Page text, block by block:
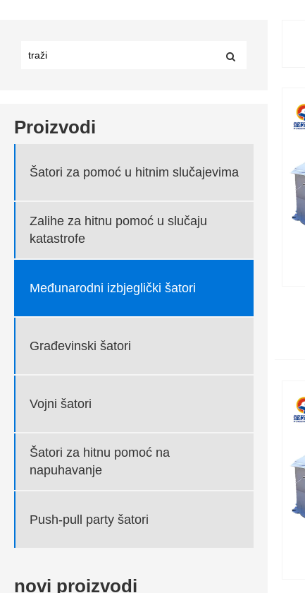
Proizvodi
Šatori za pomoć u hitnim slučajevima
Zalihe za hitnu pomoć u slučaju
katastrofe
Međunarodni izbjeglički šatori
Građevinski šatori
Vojni šatori
Šatori za hitnu pomoć na
napuhavanje
Push-pull party šatori
novi proizvodi